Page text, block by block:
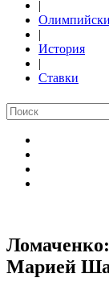
|
|
История
|
Ставки
Марией